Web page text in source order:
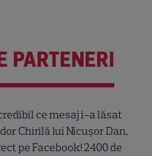
PARTENERI
ce mesaj i-a lăsat
Chirilă lui Nicușor Dan,
pe Facebook! 2400 de